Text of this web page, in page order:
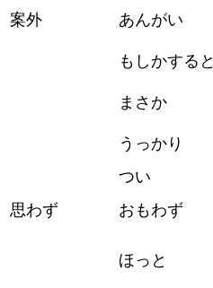
案外
あんがい
もしかすると
まさか
うっかり
つい
思わず
おもわず
ほっと